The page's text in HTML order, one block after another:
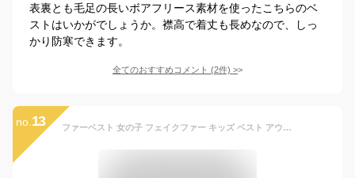
表裏とも毛足の長いボアフリース素材を使ったこちらのベ
ストはいかがでしょうか。襟高で着丈も長めなので、しっ
かり防寒できます。
全てのおすすめコメント (2件) >
no. 13 ファーベスト 女の子 フェイクファー キッズ ベスト アウター グレー ブラック ピンク ブラウン ホワイト 黒 白 茶色 韓国 子供服 子ども服 おしゃれ 重ね着 お出かけ 旅行 防寒 春 秋 冬 保育園 幼稚園 通園 小学校 通学 90cm 100cm 110cm 120cm 130cm 140cm